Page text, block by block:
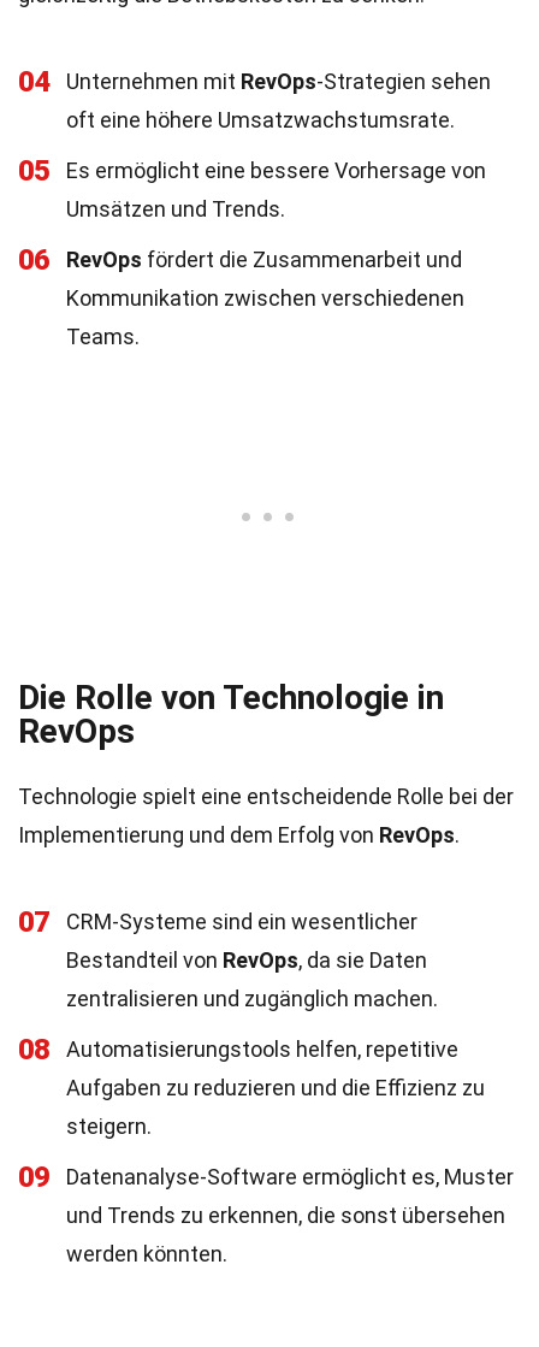
04 Unternehmen mit RevOps-Strategien sehen
oft eine höhere Umsatzwachstumsrate.
05
Es ermöglicht eine bessere Vorhersage von
Umsätzen und Trends.
06 RevOps fördert die Zusammenarbeit und
Kommunikation zwischen verschiedenen
Teams.
Die Rolle von Technologie in
RevOps
Technologie spielt eine entscheidende Rolle bei der
Implementierung und dem Erfolg von RevOps.
07
CRM-Systeme sind ein wesentlicher
Bestandteil von RevOps, da sie Daten
zentralisieren und zugänglich machen.
08
Automatisierungstools helfen, repetitive
Aufgaben zu reduzieren und die Effizienz zu
steigern.
09
Datenanalyse-Software ermöglicht es, Muster
und Trends zu erkennen, die sonst übersehen
werden könnten.